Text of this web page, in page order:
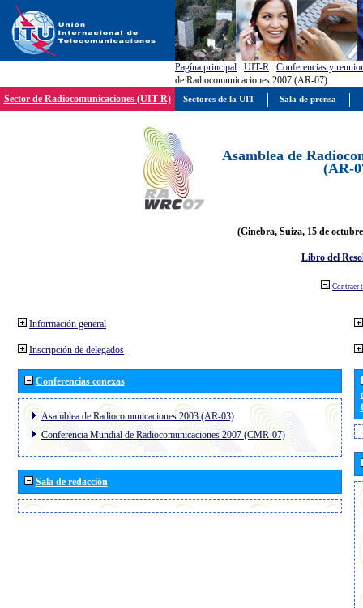
Pagína principal : UIT-R : Conferencias y
de Radiocomunicaciones 2007 (AR-07)
Sector de Radiocomunicaciones (UIT-R)
Asamblea de
(AR-
(Ginebra, Suiza, 15 de
Libro del
Contraer
Información general
Inscripción de delegados
Conferencias conexas
Asamblea de Radiocomunicaciones 2003 (AR-03)
Conferencia Mundial de Radiocomunicaciones 2007 (CMR-07)
Sala de redacción
Sectores de la UIT Sala de prensa